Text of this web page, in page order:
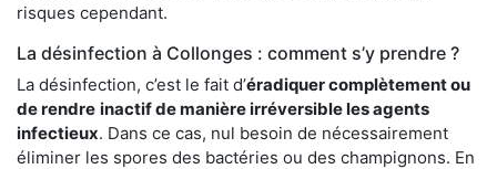
risques cependant.
La désinfection à Collonges : comment s’y prendre ?
La désinfection, c’est le fait d’éradiquer complètement ou
de rendre inactif de manière irréversible les agents
infectieux. Dans ce cas, nul besoin de nécessairement
éliminer les spores des bactéries ou des champignons. En